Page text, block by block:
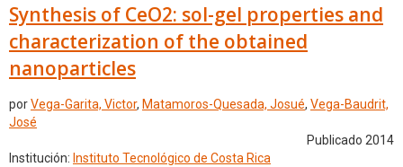
Synthesis of CeO2: sol-gel properties and
characterization of the obtained
nanoparticles
porVega-Garita, Victor, Matamoros-Quesada, Josué, Vega-Baudrit,
José
Publicado 2014
Institución: Instituto Tecnológico de Costa Rica